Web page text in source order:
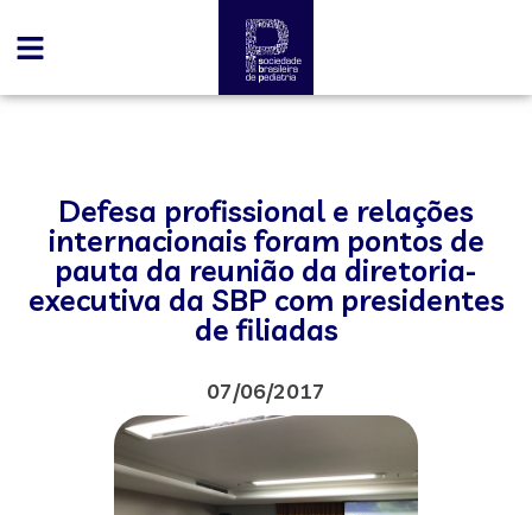
Defesa profissional e relações
internacionais foram pontos de
pauta da reunião da diretoria-
executiva da SBP com presidentes
de filiadas
07/06/2017